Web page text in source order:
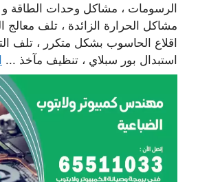
الرسومات ، مشاكل وحدات الطاقة و
مشاكل الحرارة الزائدة ، تلف معالج
اقلاع الحاسوب بشكل متكرر ، تلف
استبدال بور سبلاي ، تنظيف مآخذ ...